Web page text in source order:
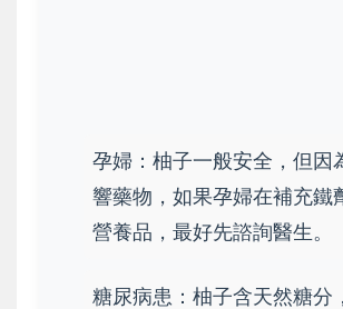
孕婦：柚子一般安全，但因
響藥物，如果孕婦在補充鐵
營養品，最好先諮詢醫生。
糖尿病患：柚子含天然糖分